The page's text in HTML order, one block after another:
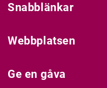
Snabblänkar
Webbplatsen
Ge en gåva